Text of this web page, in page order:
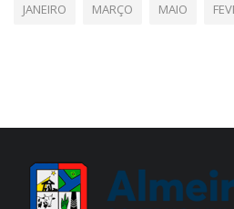
JANEIRO MARÇO MAIO